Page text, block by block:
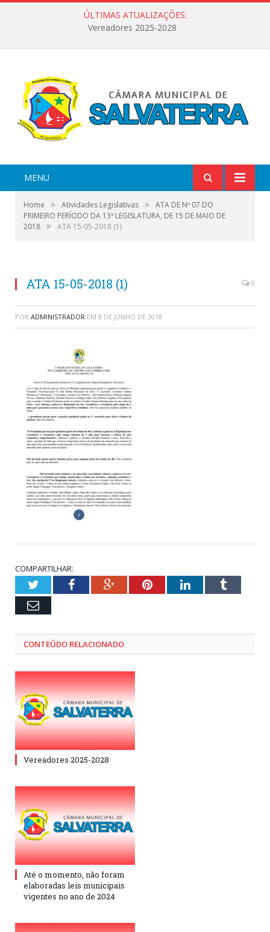
ÚLTIMAS ATUALIZAÇÕES:
Vereadores 2025-2028
MENU
Home » Atividades Legislativas »
ATA DE Nº 07 DO
PRIMEIRO PERÍODO DA 13ª LEGISLATURA, DE 15 DE MAIO DE
2018 » ATA 15-05-2018 (1)
ATA 15-05-2018 (1) 0
POR ADMINISTRADOR EM 8 DE JUNHO DE 2018
COMPARTILHAR:
TwitterFacebookGoogle+PinterestLinkedInTumblr
Email
CONTEÚDO RELACIONADO
Vereadores 2025-2028
Até o momento, não foram
elaboradas leis municipais
vigentes no ano de 2024